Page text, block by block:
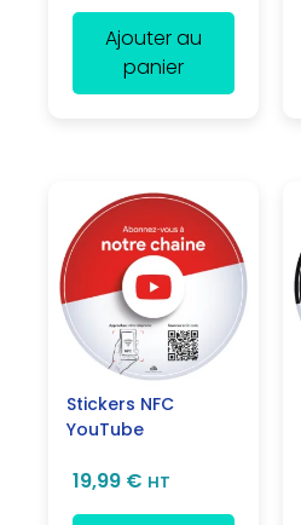
Ajouter au
panier
Stickers NFC
YouTube
19,99 € HT